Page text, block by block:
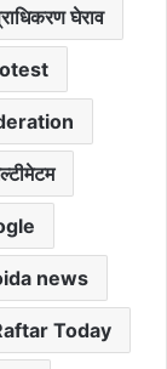
घेराव
news
Today